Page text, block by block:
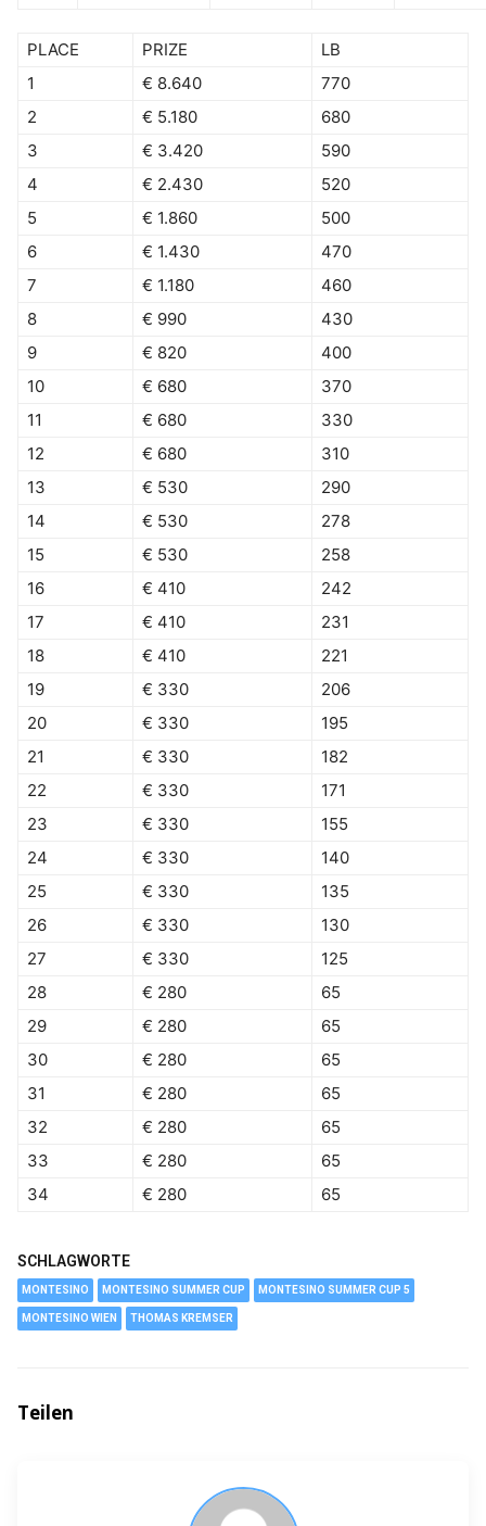
PLACE PRIZE
LB
1
€ 8.640
770
2
€ 5.180
680
3
€ 3.420
590
4
€ 2.430
520
5
€ 1.860
500
6
€ 1.430
470
7
€ 1.180
460
8
€ 990
430
9
€ 820
400
10
€ 680
370
11
€ 680
330
12
€ 680
310
13
€ 530
290
14
€ 530
278
15
€ 530
258
16
€ 410
242
17
€ 410
231
18
€ 410
221
19
€ 330
206
20
€ 330
195
21
€ 330
182
22
€ 330
171
23
€ 330
155
24
€ 330
140
25
€ 330
135
26
€ 330
130
27
€ 330
125
28
€ 280
65
29
€ 280
65
30
€ 280
65
31
€ 280
65
32
€ 280
65
33
€ 280
65
34
€ 280 65
SCHLAGWORTE
MONTESINO MONTESINO SUMMER CUP MONTESINO SUMMER CUP 5
MONTESINO WIEN THOMAS KREMSER
Teilen